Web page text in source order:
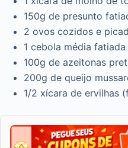
150g de presunto
2 ovos cozidos e
1 cebola média fatiada
100g de azeitonas
200g de queijo
1/2 xícara de ervilhas